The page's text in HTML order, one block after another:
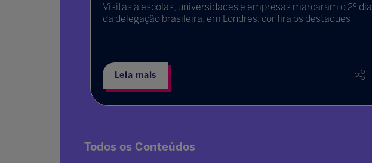
Visitas a escolas, universidades e empresas marcaram o 2º dia
da delegação brasileira, em Londres; confira os destaques
Leia mais
Todos os Conteúdos